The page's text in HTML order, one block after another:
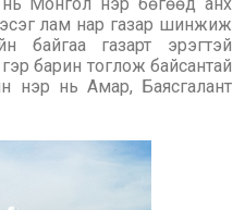
лам нар газар шинжиж
байгаа газарт эрэгтэй
барин тоглож байсантай
нэр нь Амар, Баясгалант